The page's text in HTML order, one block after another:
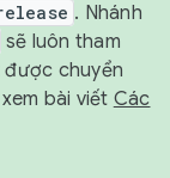
. Nhánh
sẽ luôn tham
được chuyển
bài viết Các